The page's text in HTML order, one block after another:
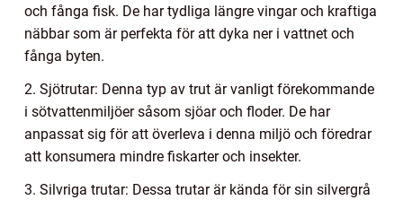
och fånga fisk. De har tydliga längre vingar och kraftiga
näbbar som är perfekta för att dyka ner i vattnet och
fånga byten.
2. Sjötrutar: Denna typ av trut är vanligt förekommande
i sötvattenmiljöer såsom sjöar och floder. De har
anpassat sig för att överleva i denna miljö och föredrar
att konsumera mindre fiskarter och insekter.
3. Silvriga trutar: Dessa trutar är kända för sin silvergrå